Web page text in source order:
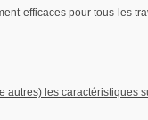
efficaces pour tous les
autres) les caractéristiques